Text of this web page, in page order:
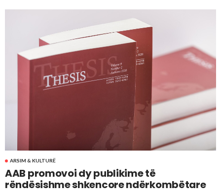
ARSIM & KULTURË
AAB promovoi dy publikime të
rëndësishme shkencore ndërkombëtare